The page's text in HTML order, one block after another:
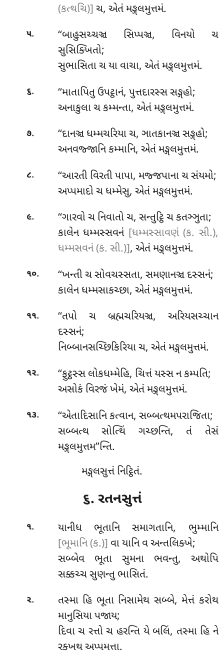
(કત્થચિ)] ચ, એતં મઙ્ગલમુત્તમં.
૫.
‘‘બાહુસચ્ચઞ્ચ સિપ્પઞ્ચ, વિનયો ચ
સુસિક્ખિતો;
સુભાસિતા ચ યા વાચા, એતં મઙ્ગલમુત્તમં.
૬.
‘‘માતાપિતુ ઉપટ્ઠાનં, પુત્તદારસ્સ સઙ્ગહો;
અનાકુલા ચ કમ્મન્તા, એતં મઙ્ગલમુત્તમં.
૭.
‘‘દાનઞ્ચ ધમ્મચરિયા ચ, ઞાતકાનઞ્ચ સઙ્ગહો;
અનવજ્જાનિ કમ્માનિ, એતં મઙ્ગલમુત્તમં.
૮.
‘‘આરતી વિરતી પાપા, મજ્જપાના ચ સંયમો;
અપ્પમાદો ચ ધમ્મેસુ, એતં મઙ્ગલમુત્તમં.
૯. ‘‘ગારવોચ નિવાતો ચ, સન્તુટ્ઠિ ચ કતઞ્ઞુતા;
કાલેન ધમ્મસ્સવનં [ધમ્મસ્સાવણં (ક. સી.),
ધમ્મસવનં (ક. સી.)], એતં મઙ્ગલમુત્તમં.
૧૦.
‘‘ખન્તી ચ સોવચસ્સતા, સમણાનઞ્ચ દસ્સનં;
કાલેન ધમ્મસાકચ્છા, એતં મઙ્ગલમુત્તમં.
૧૧.
‘‘તપો ચ બ્રહ્મચરિયઞ્ચ, અરિયસચ્ચાન
દસ્સનં;
નિબ્બાનસચ્છિકિરિયા ચ, એતં મઙ્ગલમુત્તમં.
૧૨.
‘‘ફુટ્ઠસ્સ લોકધમ્મેહિ, ચિત્તં યસ્સ ન કમ્પતિ;
અસોકં વિરજં ખેમં, એતં મઙ્ગલમુત્તમં.
૧૩.
‘‘એતાદિસાનિ કત્વાન, સબ્બત્થમપરાજિતા;
સબ્બત્થ સોત્થિં ગચ્છન્તિ, તં તેસં
મઙ્ગલમુત્તમ’’ન્તિ.
મઙ્ગલસુત્તં નિટ્ઠિતં.
૬. રતનસુત્તં
૧. યાનીધ ભૂતાનિ સમાગતાનિ, ભુમ્માનિ
[ભૂમાનિ (ક.)] વા યાનિ વ અન્તલિક્ખે;
સબ્બેવ ભૂતા સુમના ભવન્તુ, અથોપિ
સક્કચ્ચ સુણન્તુ ભાસિતં.
૨. તસ્મા હિ ભૂતા નિસામેથ સબ્બે, મેત્તં કરોથ
માનુસિયા પજાય;
દિવા ચ રત્તો ચ હરન્તિ યે બલિં, તસ્મા હિ ને
રક્ખથ અપ્પમત્તા.